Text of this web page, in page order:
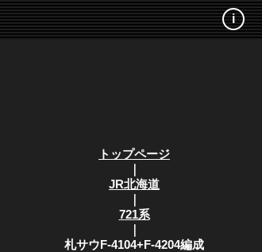
i
トップページ
｜
JR北海道
｜
721系
｜
札サウF-4104+F-4204編成